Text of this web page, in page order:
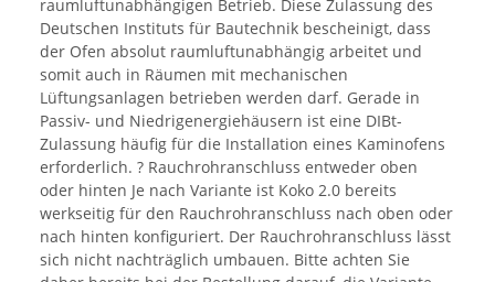
raumluftunabhängigen Betrieb. Diese Zulassung des
Deutschen Instituts für Bautechnik bescheinigt, dass
der Ofen absolut raumluftunabhängig arbeitet und
somit auch in Räumen mit mechanischen
Lüftungsanlagen betrieben werden darf. Gerade in
Passiv- und Niedrigenergiehäusern ist eine DIBt-
Zulassung häufig für die Installation eines Kaminofens
erforderlich. ? Rauchrohranschluss entweder oben
oder hinten Je nach Variante ist Koko 2.0 bereits
werkseitig für den Rauchrohranschluss nach oben oder
nach hinten konfiguriert. Der Rauchrohranschluss lässt
sich nicht nachträglich umbauen. Bitte achten Sie